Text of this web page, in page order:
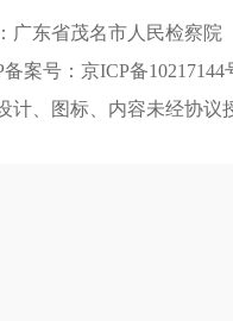
广东省茂名市人民检察院
备案号：京ICP备
计、图标、内容未经协议